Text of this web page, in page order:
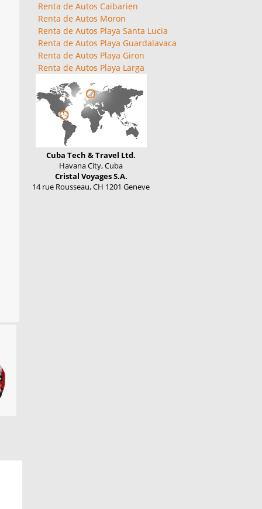
Renta de Autos Caibarien
Renta de Autos Moron
Renta de Autos Playa Santa Lucia
Renta de Autos Playa Guardalavaca
Renta de Autos Playa Giron
Renta de Autos Playa Larga
Cuba Tech & Travel Ltd.
Havana City, Cuba
Cristal Voyages S.A.
14 rue Rousseau, CH 1201 Geneve